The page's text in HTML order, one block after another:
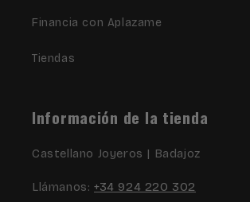
Financia con Aplazame
Tiendas
Información de la tienda
Castellano Joyeros | Badajoz
Llámanos: +34 924 220 302